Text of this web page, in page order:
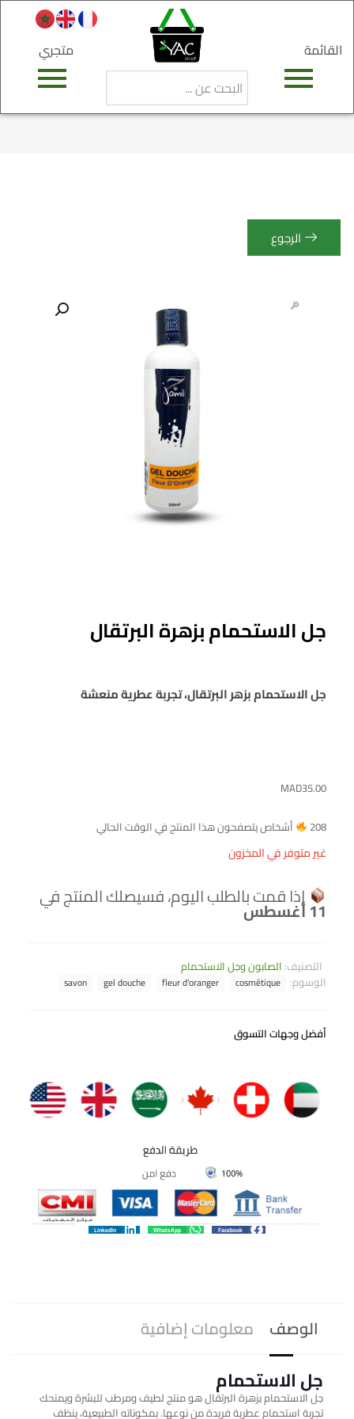
القائمة متجري
الرجوع
جل الاستحمام بزهرة البرتقال
جل الاستحمام بزهر البرتقال، تجربة عطرية منعشة
MAD35.00
208 أشخاص يتصفحون هذا المنتج في الوقت الحالي
غير متوفر في المخزون
إذا قمت بالطلب اليوم، فسيصلك المنتج في
11 أغسطس
التصنيف: الصابون وجل الاستحمام
الوسوم: cosmétique
fleur d'oranger
gel douche
savon
أفضل وجهات التسوق
Facebook
WhatsApp
LinkedIn
الوصف معلومات إضافية
جل الاستحمام
جل الاستحمام بزهرة البرتقال هو منتج لطيف ومرطب للبشرة ويمنحك
تجربة استحمام عطرية فريدة من نوعها. بمكوناته الطبيعية، ينظف